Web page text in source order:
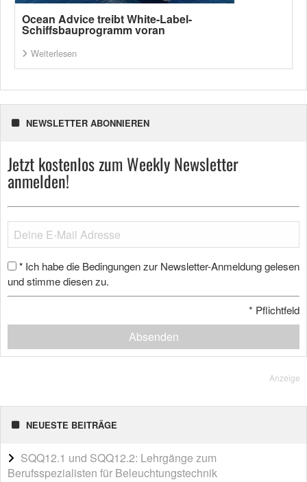
Ocean Advice treibt White-Label-
Schiffsbauprogramm voran
Weiterlesen
NEWSLETTER ABONNIEREN
Jetzt kostenlos zum Weekly Newsletter
anmelden!
* Ich habe die Bedingungen zur Newsletter-Anmeldung gelesen
und stimme diesen zu.
* Pflichtfeld
Absenden
Anzeige
NEUESTE BEITRÄGE
SQQ12.1 und SQQ12.2: Lehrgänge zum
Berufsspezialisten für Beleuchtungstechnik